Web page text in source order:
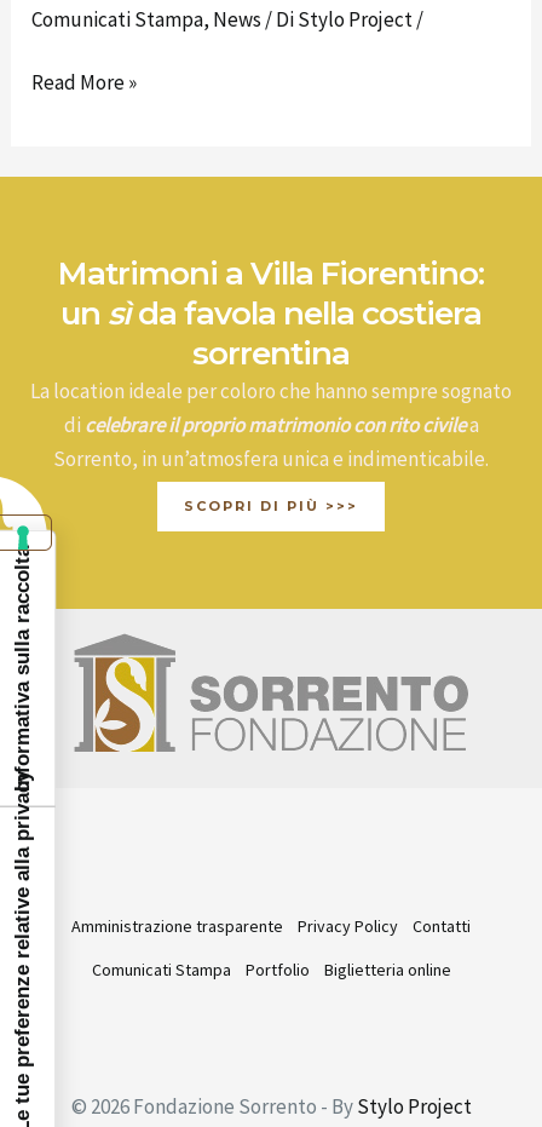
Comunicati Stampa, News / DiStylo Project/
Read More »
Matrimoni a Villa Fiorentino:
un sìda favola nella costiera
sorrentina
La location ideale per coloro che hanno sempre sognato
di celebrare il proprio matrimonio con rito civilea
Sorrento, in un’atmosfera unica e indimenticabile.
SCOPRI DI PIÙ >>>
Amministrazione trasparente Privacy Policy
Contatti
Comunicati Stampa
Portfolio Biglietteria online
© 2026 Fondazione Sorrento - ByStylo Project
Le tue preferenze relative alla privacy
Informativa sulla raccolta